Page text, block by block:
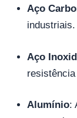
Aço
industriais.
Aço
Alumínio: